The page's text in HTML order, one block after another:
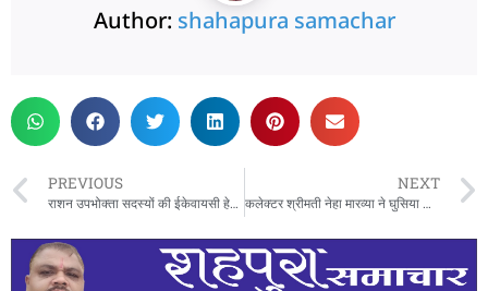
Author: shahapura samachar
PREVIOUS
राशन उपभोक्ता सदस्यों की ईकेवायसी हेतु समयावधि 30 मई तक
NEXT
कलेक्टर श्रीमती नेहा मारव्या ने घुसिया माल में प्रस्तावित राघवपुर बहुउद्देशीय परियोजना का स्थल निरीक्षण किया